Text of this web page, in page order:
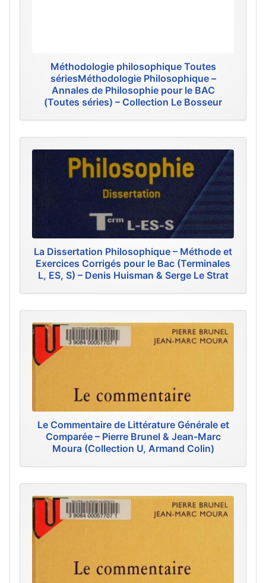
Méthodologie philosophique Toutes
sériesMéthodologie Philosophique –
Annales de Philosophie pour le BAC
(Toutes séries) – Collection Le Bosseur
La Dissertation Philosophique – Méthode et
Exercices Corrigés pour le Bac (Terminales
L, ES, S) – Denis Huisman & Serge Le Strat
Le Commentaire de Littérature Générale et
Comparée – Pierre Brunel & Jean-Marc
Moura (Collection U, Armand Colin)